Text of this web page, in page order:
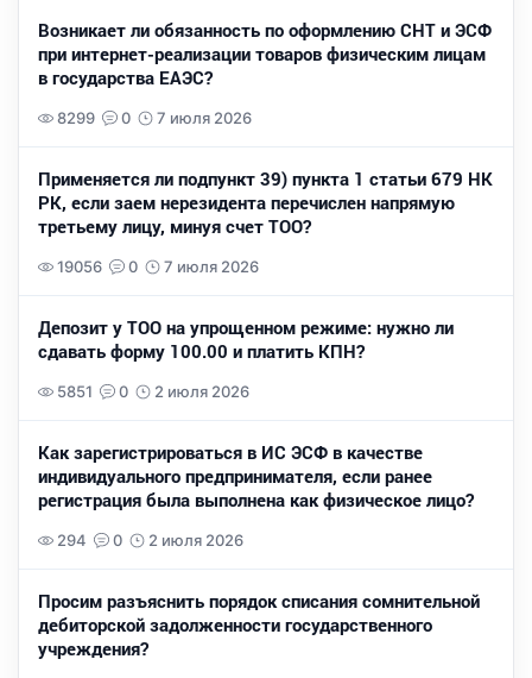
Возникает ли обязанность по оформлению СНТ и ЭСФ
при интернет-реализации товаров физическим лицам
в государства ЕАЭС?
8299 0 7 июля 2026
Применяется ли подпункт 39) пункта 1 статьи 679 НК
РК, если заем нерезидента перечислен напрямую
третьему лицу, минуя счет ТОО?
19056 0 7 июля 2026
Депозит у ТОО на упрощенном режиме: нужно ли
сдавать форму 100.00 и платить КПН?
5851 0 2 июля 2026
Как зарегистрироваться в ИС ЭСФ в качестве
индивидуального предпринимателя, если ранее
регистрация была выполнена как физическое лицо?
294 0 2 июля 2026
Просим разъяснить порядок списания сомнительной
дебиторской задолженности государственного
учреждения?